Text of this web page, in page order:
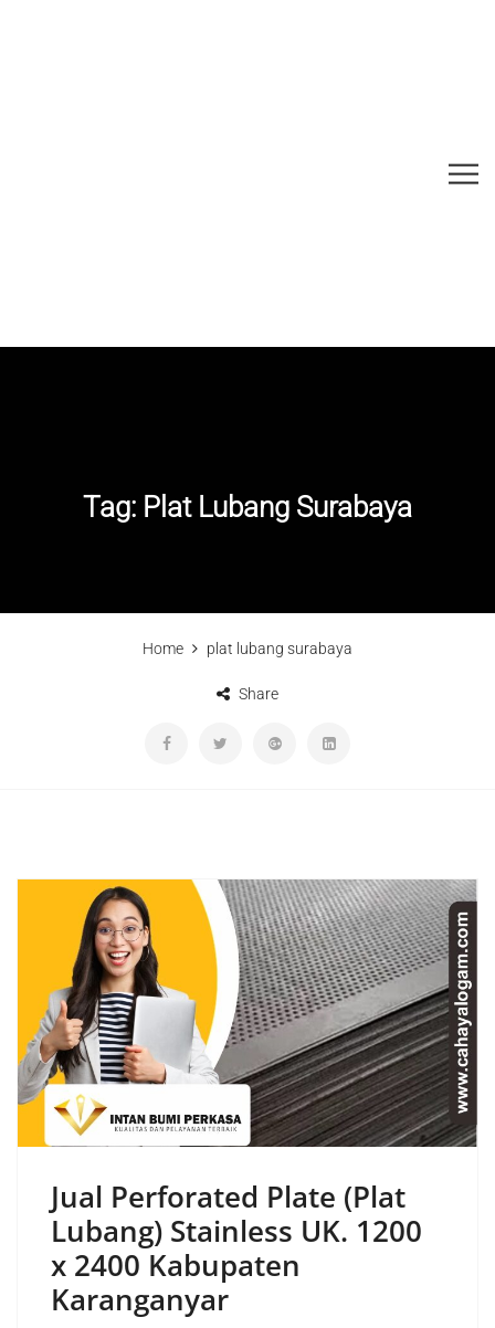
Tag: Plat Lubang Surabaya
Home plat lubang surabaya
Share
Jual Perforated Plate (Plat
Lubang) Stainless UK. 1200
x 2400 Kabupaten
Karanganyar